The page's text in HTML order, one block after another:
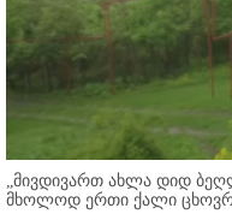
„მივდივართ ახლა დიდ
მხოლოდ ერთი ქალი